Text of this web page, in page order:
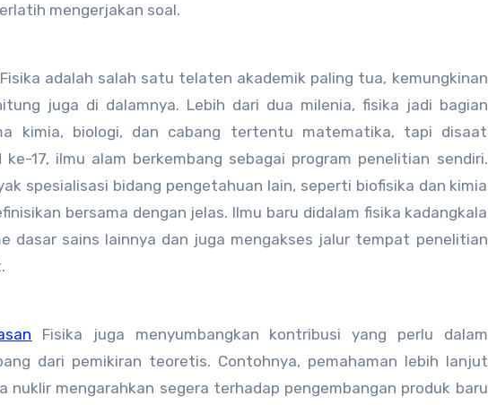
mengerjakan soal.
Fisika adalah salah satu telaten akademik paling tua, kemungkinan
juga di dalamnya. Lebih dari dua milenia, fisika jadi bagian
kimia, biologi, dan cabang tertentu matematika, tapi disaat
17, ilmu alam berkembang sebagai program penelitian sendiri.
spesialisasi bidang pengetahuan lain, seperti biofisika dan kimia
bersama dengan jelas. Ilmu baru didalam fisika kadangkala
dasar sains lainnya dan juga mengakses jalur tempat penelitian
Fisika juga menyumbangkan kontribusi yang perlu dalam
dari pemikiran teoretis. Contohnya, pemahaman lebih lanjut
mengarahkan segera terhadap pengembangan produk baru